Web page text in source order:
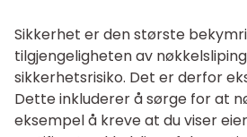
Sikkerhet er den største
tilgjengeligheten av
sikkerhetsrisiko. Det er derfor
Dette inkluderer å sørge for at
eksempel å kreve at du viser